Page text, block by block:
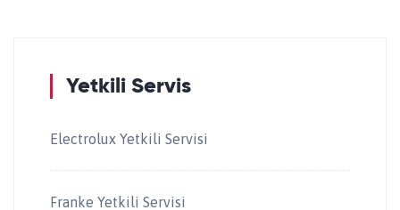
Yetkili Servis
Electrolux Yetkili Servisi
Franke Yetkili Servisi